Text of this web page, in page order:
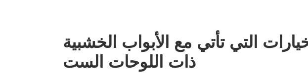
التي تأتي مع الأبواب الخشبية
ذات اللوحات الست